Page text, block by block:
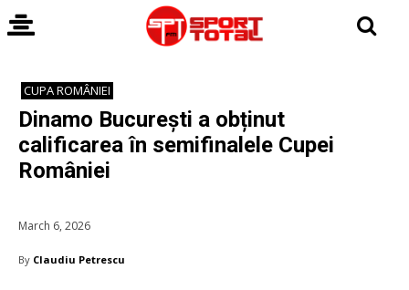
CUPA ROMÂNIEI
Dinamo București a obținut
calificarea în semifinalele Cupei
României
March 6, 2026
By Claudiu Petrescu